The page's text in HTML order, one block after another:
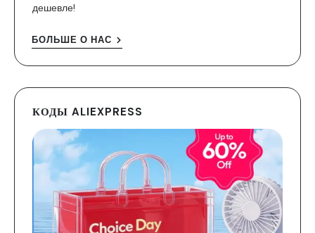
дешевле!
БОЛЬШЕ О НАС
КОДЫ ALIEXPRESS